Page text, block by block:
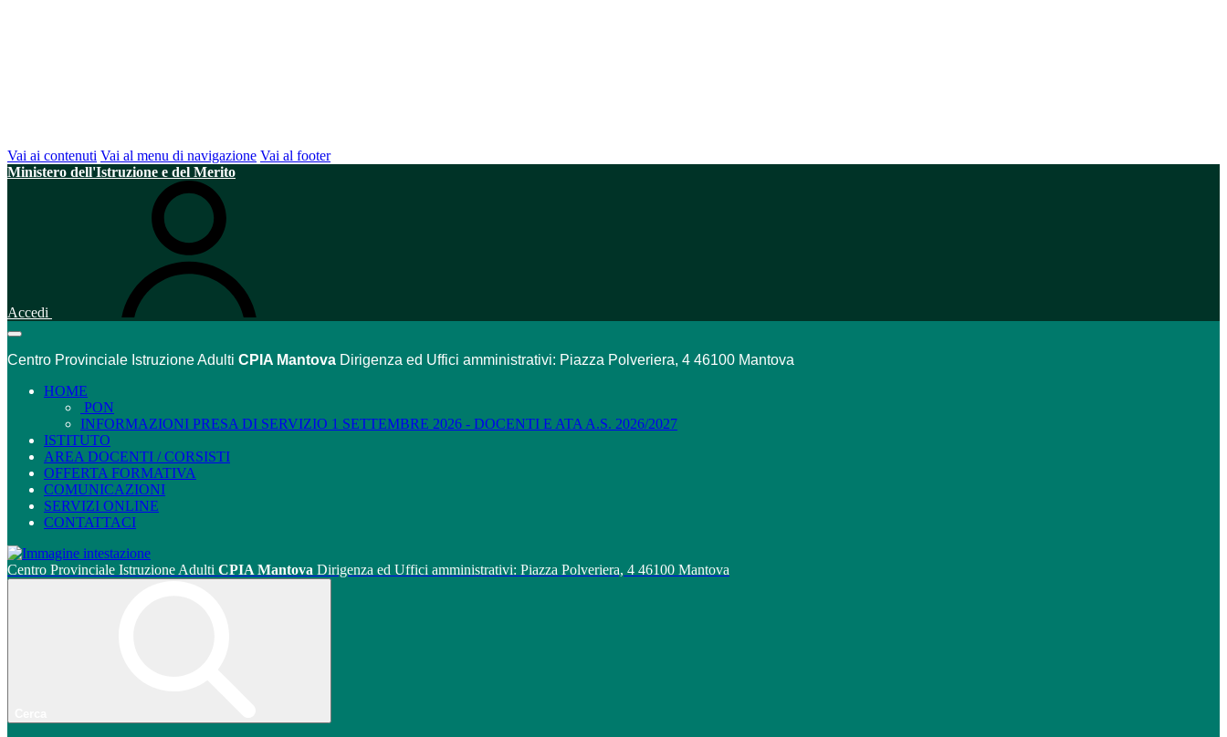
Vai ai contenuti Vai al menu di navigazione Vai al footer
Ministero dell'Istruzione e del Merito
Accedi
Centro Provinciale Istruzione Adulti CPIA Mantova Dirigenza ed Uffici amministrativi: Piazza Polveriera, 4 46100 Mantova
HOME
PON
INFORMAZIONI PRESA DI SERVIZIO 1 SETTEMBRE 2026 - DOCENTI E ATA A.S. 2026/2027
ISTITUTO
AREA DOCENTI / CORSISTI
OFFERTA FORMATIVA
COMUNICAZIONI
SERVIZI ONLINE
CONTATTACI
Centro Provinciale Istruzione Adulti CPIA Mantova Dirigenza ed Uffici amministrativi: Piazza Polveriera, 4 46100 Mantova